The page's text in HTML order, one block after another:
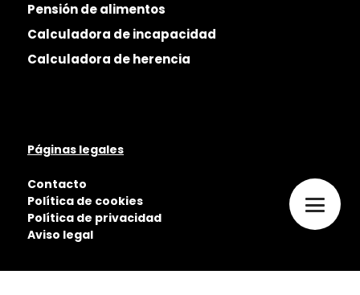
Pensión de alimentos
Calculadora de incapacidad
Calculadora de herencia
Páginas legales
Contacto
Política de cookies
Política de privacidad
Aviso legal